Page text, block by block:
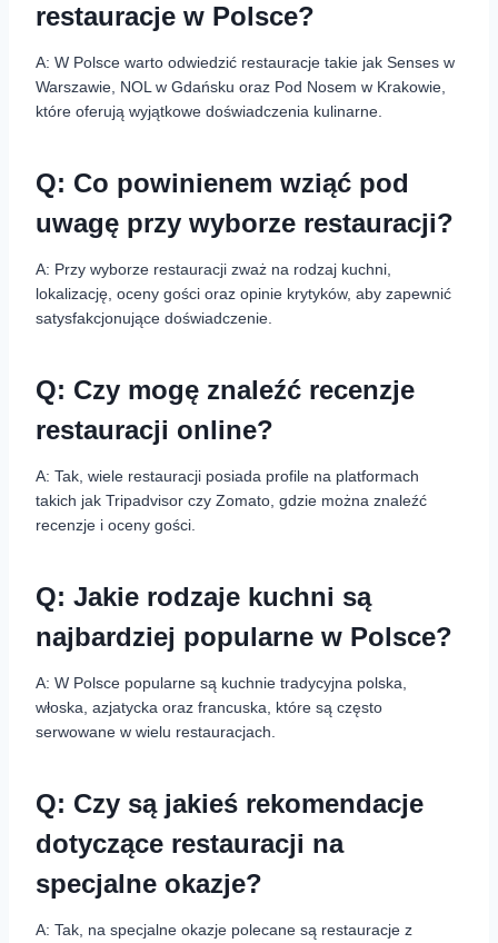
restauracje w Polsce?
A: W Polsce warto odwiedzić restauracje takie jak Senses w
Warszawie, NOL w Gdańsku oraz Pod Nosem w Krakowie,
które oferują wyjątkowe doświadczenia kulinarne.
Q: Co powinienem wziąć pod
uwagę przy wyborze restauracji?
A: Przy wyborze restauracji zważ na rodzaj kuchni,
lokalizację, oceny gości oraz opinie krytyków, aby zapewnić
satysfakcjonujące doświadczenie.
Q: Czy mogę znaleźć recenzje
restauracji online?
A: Tak, wiele restauracji posiada profile na platformach
takich jak Tripadvisor czy Zomato, gdzie można znaleźć
recenzje i oceny gości.
Q: Jakie rodzaje kuchni są
najbardziej popularne w Polsce?
A: W Polsce popularne są kuchnie tradycyjna polska,
włoska, azjatycka oraz francuska, które są często
serwowane w wielu restauracjach.
Q: Czy są jakieś rekomendacje
dotyczące restauracji na
specjalne okazje?
A: Tak, na specjalne okazje polecane są restauracje z